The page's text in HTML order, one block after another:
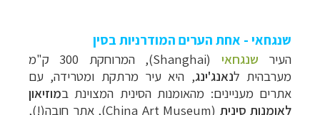
שנגחאי - אחת הערים המודרניות בסין
העיר שנגחאי
(Shanghai), המרוחקת 300 ק"מ
מערבהית לנאנג'ינג, היא עיר מרתקת ומטרידה, עם
אתרים מעניינים: מהאומנות הסינית המצוינת במוזיאון
לאומנות סינית
(China Art Museum), אתר חובה(!),